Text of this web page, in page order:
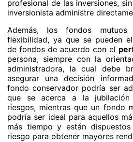
profesional de las inversiones,
inversionista administre
Además, los fondos
flexibilidad, ya que se pueden
de fondos de acuerdo con el
persona, siempre con la
administradora, la cual debe
asegurar una decisión
fondo conservador podría ser
que se acerca a la jubilación
riesgos, mientras que un fondo
podría ser ideal para aquellos
más tiempo y están
riesgo para obtener mayores